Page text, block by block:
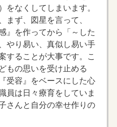
をなくしてしまいます。
まず、図星を言って、
』を作ってから「～した
やり易い、真似し易い手
することが大事です。こ
もの思いを受け止める
受容』をベースにした心
員は日々療育をしていま
さんと自分の幸せ作りの